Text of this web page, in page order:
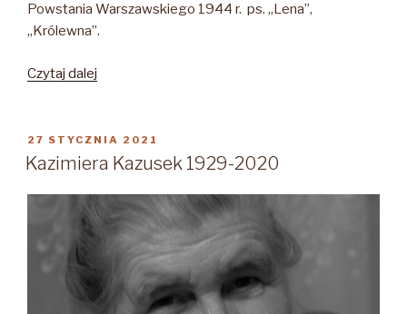
Powstania Warszawskiego 1944 r. ps. „Lena”,
„Królewna”.
Czytaj dalej
z
d.
1925-
2021”
OPUBLIKOWANE
W
27 STYCZNIA 2021
Kazimiera Kazusek 1929-2020